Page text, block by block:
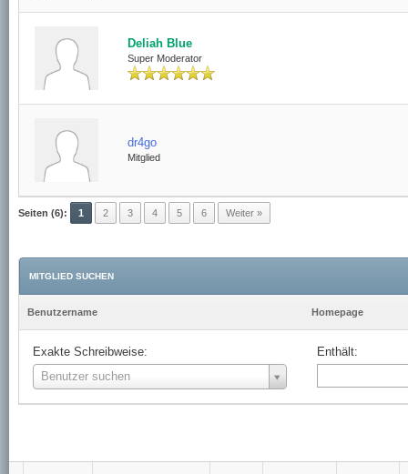
Deliah Blue
Super Moderator
dr4go
Mitglied
Seiten (6): 1 2 3 4 5 6 Weiter »
MITGLIED SUCHEN
Benutzername Homepage
Exakte Schreibweise:
Benutzer suchen
Benutzername
Enthält: